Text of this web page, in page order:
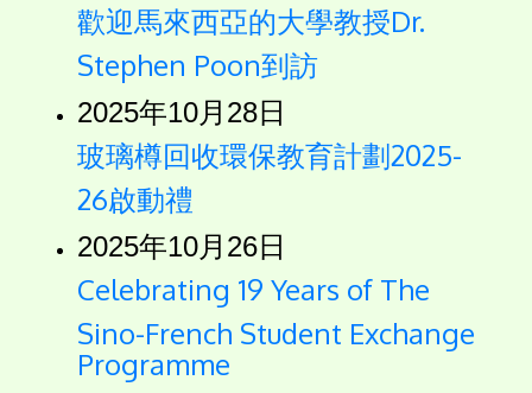
歡迎馬來西亞的大學教授Dr.
Stephen Poon到訪
2025年10月28日
玻璃樽回收環保教育計劃2025-
26啟動禮
2025年10月26日
Celebrating 19 Years of The
Sino-French Student Exchange
Programme